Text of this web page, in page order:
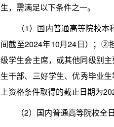
生，需满足以下条件之一。
（1）国内普通高等院校本
间截至2024年10月24日）；②
级学生会主席，或其他同级别
生干部、三好学生、优秀毕业
上资格条件取得的截止日期为
（2）国内普通高等院校全日